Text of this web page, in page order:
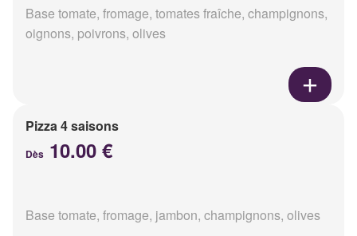
Base tomate, fromage, tomates fraîche, champignons,
oignons, poivrons, olives
Pizza 4 saisons
Dès 10.00 €
Base tomate, fromage, jambon, champignons, olives